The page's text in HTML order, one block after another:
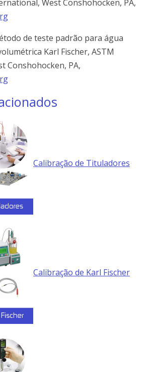
West Conshohocken, PA,
de teste padrão para água
Karl Fischer, ASTM
Conshohocken, PA,
Calibração de Tituladores
Calibração de Karl Fischer